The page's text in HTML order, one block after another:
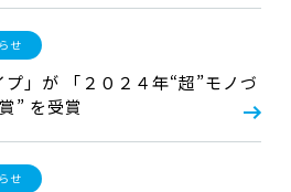
せ
プ」が 「２０２４年“超”モノづ
” を受賞
せ